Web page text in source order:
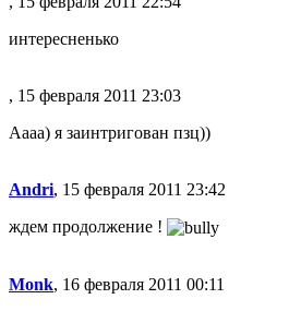
интересненько
, 15 февраля 2011 23:03
Аааа) я заинтригован пзц))
Andri, 15 февраля 2011 23:42
ждем продолжение !
Monk, 16 февраля 2011 00:11